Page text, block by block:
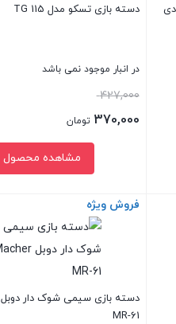
دسته بازی تسکو مدل TG 115
در انبار موجود نمی باشد
427,000قیمت
اصلی:
427,000 تومان
بود.
370,000 تومان
مشاهده محصول
بستن
فروش ویژه
MR-61